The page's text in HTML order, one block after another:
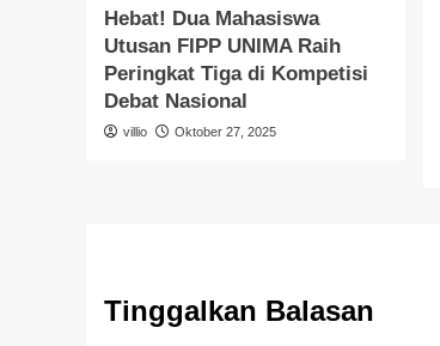
Hebat! Dua Mahasiswa
Utusan FIPP UNIMA Raih
Peringkat Tiga di Kompetisi
Debat Nasional
villio Oktober 27, 2025
Tinggalkan Balasan